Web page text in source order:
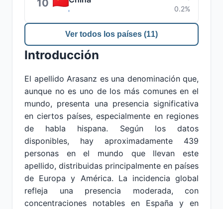
10 0.2%
Ver todos los países (11)
Introducción
El apellido Arasanz es una denominación que,
aunque no es uno de los más comunes en el
mundo, presenta una presencia significativa
en ciertos países, especialmente en regiones
de habla hispana. Según los datos
disponibles, hay aproximadamente 439
personas en el mundo que llevan este
apellido, distribuidas principalmente en países
de Europa y América. La incidencia global
refleja una presencia moderada, con
concentraciones notables en España y en